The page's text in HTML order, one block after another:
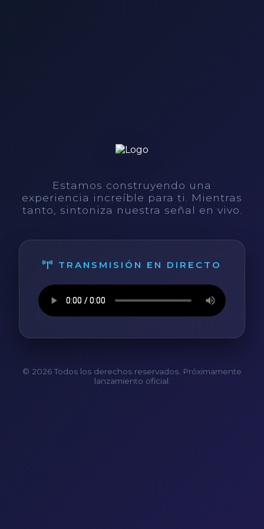
Estamos construyendo una
experiencia increíble para ti. Mientras
tanto, sintoniza nuestra señal en vivo.
TRANSMISIÓN EN DIRECTO
© 2026 Todos los derechos reservados. Próximamente
lanzamiento oficial.